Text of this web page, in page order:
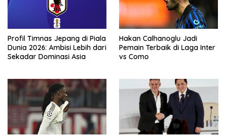
Profil Timnas Jepang di Piala
Dunia 2026: Ambisi Lebih dari
Sekadar Dominasi Asia
Hakan Calhanoglu Jadi
Pemain Terbaik di Laga Inter
vs Como